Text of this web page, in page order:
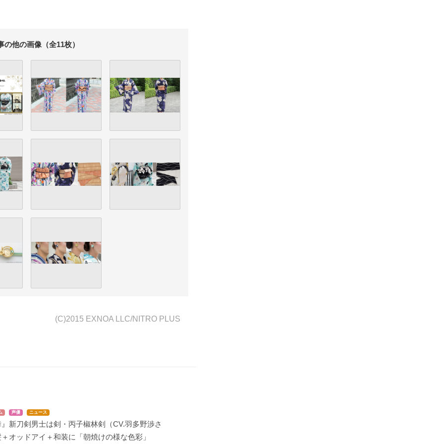
の他の画像（全11枚）
(C)2015 EXNOA LLC/NITRO PLUS
声優 ニュース
新刀剣男士は剣・丙子椒林剣（CV.羽多野渉さ
オッドアイ＋和装に「朝焼けの様な色彩」